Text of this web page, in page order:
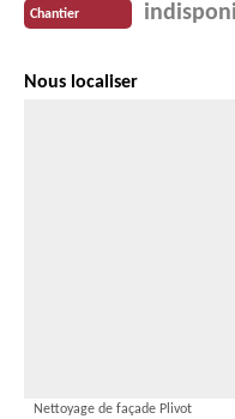
Chantier
Nous localiser
Nettoyage de façade Plivot